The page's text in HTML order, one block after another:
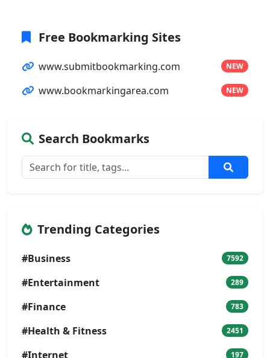
Free Bookmarking Sites
www.submitbookmarking.com NEW
www.bookmarkingarea.com NEW
Search Bookmarks
Trending Categories
#Business 7592
#Entertainment 289
#Finance 783
#Health & Fitness 2451
#Internet 197